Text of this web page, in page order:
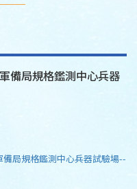
備局規格鑑測中心兵器
局規格鑑測中心兵器試驗場--